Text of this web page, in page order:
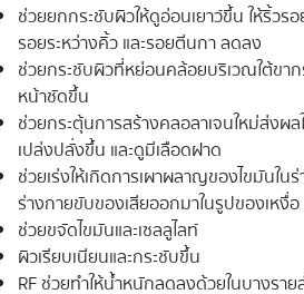
ช่วยยกกระชับผิวให้ดูอ่อนเยาว์ขึ้น ให้ริ้วร
รอยระหว่างคิ้ว และรอยตีนกา ลดลง
ช่วยกระชับผิวที่หย่อนคล้อยบริเวณใต้ขาก
หน้าชัดขึ้น
ช่วยกระตุ้นการสร้างคลอลาเจนใหม่ส่งผ
เปล่งปลั่งขึ้น และดูมีเลือดฝาด
ช่วยเร่งให้เกิดการเผาผลาญของไขมันใน
ร่างกายขับของเสียออกมาในรูปของเหงื่อ
ช่วยขจัดไขมันและเซลลูไลท์
ผิวเรียบเนียนและกระชับขึ้น
RF ช่วยทำให้น้ำหนักลดลงด้วยในบางรา